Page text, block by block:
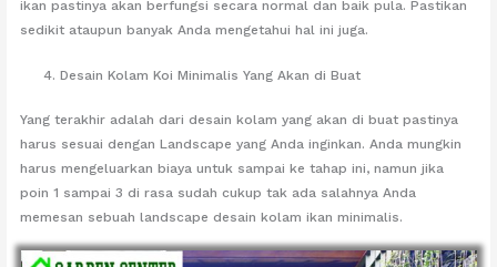
ikan pastinya akan berfungsi secara normal dan baik pula. Pastikan
sedikit ataupun banyak Anda mengetahui hal ini juga.
Desain Kolam Koi Minimalis Yang Akan di Buat
Yang terakhir adalah dari desain kolam yang akan di buat pastinya
harus sesuai dengan Landscape yang Anda inginkan. Anda mungkin
harus mengeluarkan biaya untuk sampai ke tahap ini, namun jika
poin 1 sampai 3 di rasa sudah cukup tak ada salahnya Anda
memesan sebuah landscape desain kolam ikan minimalis.